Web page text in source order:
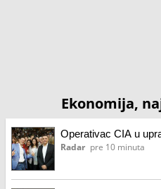
Ekonomija,
Operativac CIA u
Radar pre 10 minuta